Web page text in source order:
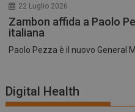
22 Luglio 2026
Zambon affida a Paolo
italiana
Paolo Pezza è il nuovo General
Digital Health